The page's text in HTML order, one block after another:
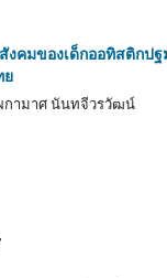
คมของเด็กออทิสติกปฐ
ย
กามาศ นันทจีวรวัฒน์